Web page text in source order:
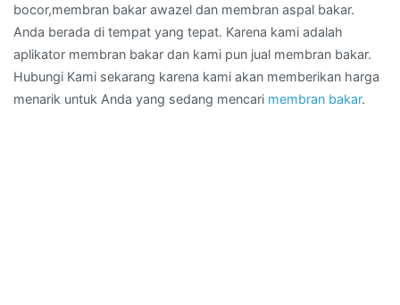
bocor,membran bakar awazel dan membran aspal bakar.
Anda berada di tempat yang tepat. Karena kami adalah
aplikator membran bakar dan kami pun jual membran bakar.
Hubungi Kami sekarang karena kami akan memberikan harga
menarik untuk Anda yang sedang mencari membran bakar.